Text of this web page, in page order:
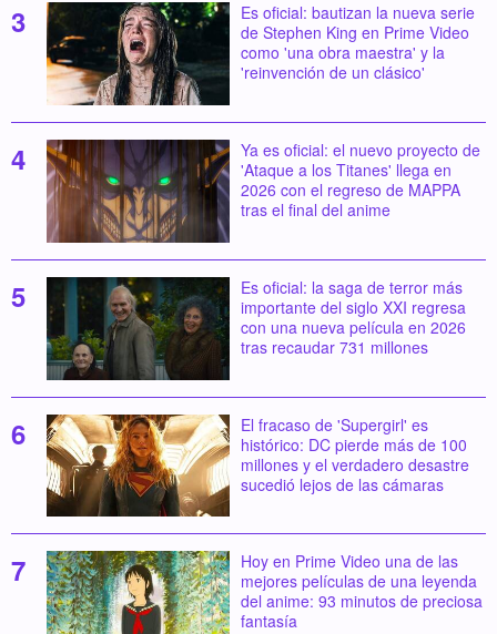
Es oficial: bautizan la nueva serie
de Stephen King en Prime Video
como 'una obra maestra' y la
'reinvención de un clásico'
Ya es oficial: el nuevo proyecto de
'Ataque a los Titanes' llega en
2026 con el regreso de MAPPA
tras el final del anime
Es oficial: la saga de terror más
importante del siglo XXI regresa
con una nueva película en 2026
tras recaudar 731 millones
El fracaso de 'Supergirl' es
histórico: DC pierde más de 100
millones y el verdadero desastre
sucedió lejos de las cámaras
Hoy en Prime Video una de las
mejores películas de una leyenda
del anime: 93 minutos de preciosa
fantasía